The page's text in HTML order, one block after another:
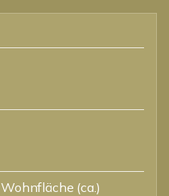
Wohnfläche (ca.)